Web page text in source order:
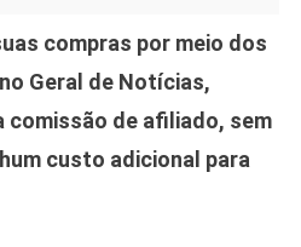
compras por meio dos
Geral de Notícias,
comissão de afiliado, sem
custo adicional para